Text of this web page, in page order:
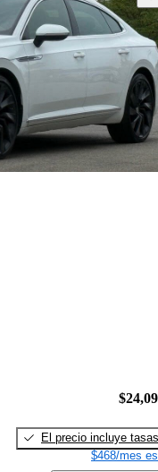
El precio incluye tasas
$468/mes